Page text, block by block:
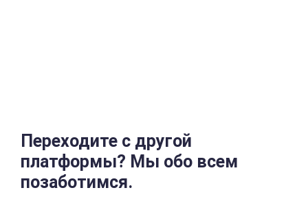
Переходите с другой
платформы? Мы обо всем
позаботимся.